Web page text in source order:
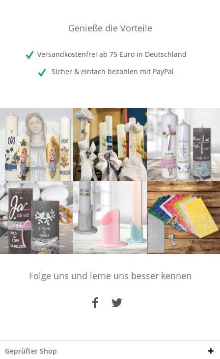
Genieße die Vorteile
Versandkostenfrei ab 75 Euro in Deutschland
Sicher & einfach bezahlen mit PayPal
Folge uns und lerne uns besser kennen
Geprüfter Shop